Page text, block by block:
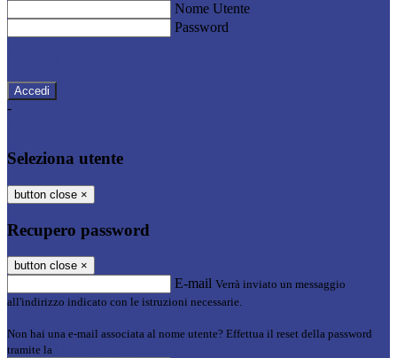
Nome Utente
Password
-
Seleziona utente
button close ×
Recupero password
button close ×
E-mail Verrà inviato un messaggio
all'indirizzo indicato con le istruzioni necessarie.
Non hai una e-mail associata al nome utente? Effettua il reset della password
tramite la